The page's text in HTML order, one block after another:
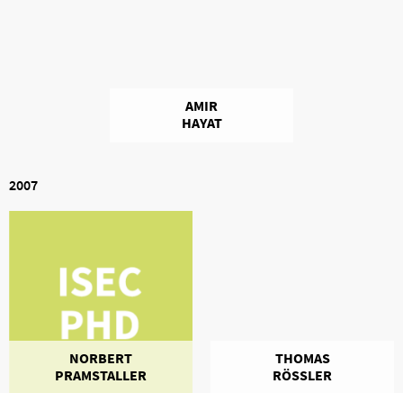
AMIR
HAYAT
2007
NORBERT
PRAMSTALLER
THOMAS
RÖSSLER